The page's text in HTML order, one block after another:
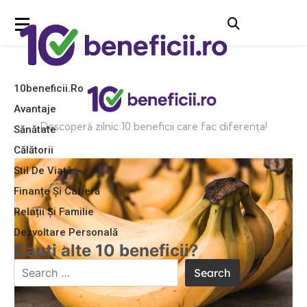
10beneficii.ro
Avantaje
Sănătate
Călătorii
Stil De Viață
Finanțe Și Carieră
Relații Și Familie
Dezvoltare Personală
Cauți alte 10 beneficii?
Descoperă zilnic 10 beneficii care fac diferența!